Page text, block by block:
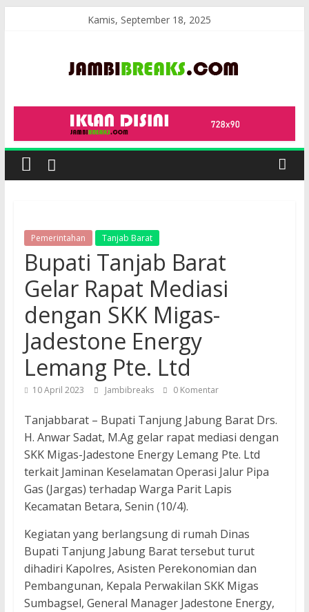
Kamis, September 18, 2025
JambiBreaks
Pemerintahan Tanjab Barat
Bupati Tanjab Barat
Gelar Rapat Mediasi
dengan SKK Migas-
Jadestone Energy
Lemang Pte. Ltd
10 April 2023 Jambibreaks 0 Komentar
Tanjabbarat – Bupati Tanjung Jabung Barat Drs.
H. Anwar Sadat, M.Ag gelar rapat mediasi dengan
SKK Migas-Jadestone Energy Lemang Pte. Ltd
terkait Jaminan Keselamatan Operasi Jalur Pipa
Gas (Jargas) terhadap Warga Parit Lapis
Kecamatan Betara, Senin (10/4).
Kegiatan yang berlangsung di rumah Dinas
Bupati Tanjung Jabung Barat tersebut turut
dihadiri Kapolres, Asisten Perekonomian dan
Pembangunan, Kepala Perwakilan SKK Migas
Sumbagsel, General Manager Jadestone Energy,